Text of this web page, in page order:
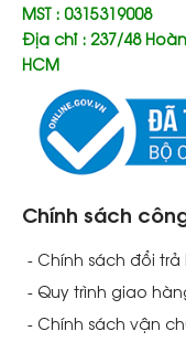
MST : 0315319008
Địa chỉ : 237/48
HCM
Chính sách
- Chính sách đổi trả
- Quy trình giao
- Chính sách vận